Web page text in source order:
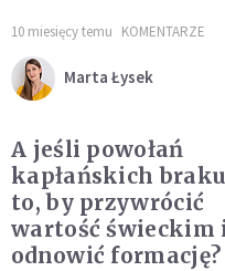
10 miesięcy temu KOMENTARZE
Marta Łysek
A jeśli powołań
kapłańskich
to, by przywrócić
wartość świeckim
odnowić formację?